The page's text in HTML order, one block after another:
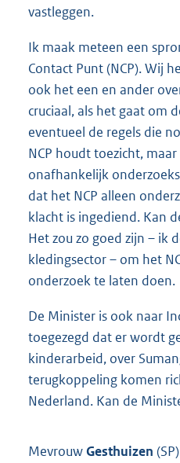
vastleggen.
Ik maak meteen een
Contact Punt (NCP). Wij
ook het een en ander
cruciaal, als het gaat om
eventueel de regels die
NCP houdt toezicht,
onafhankelijk
dat het NCP alleen
klacht is ingediend. Kan
Het zou zo goed zijn – ik
kledingsector – om het
onderzoek te laten doen.
De Minister is ook naar
toegezegd dat er wordt
kinderarbeid, over
terugkoppeling komen
Nederland. Kan de
MevrouwGesthuizen